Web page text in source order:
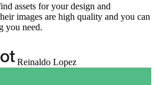
assets for your design and
images are high quality and you can
you need.
Reinaldo Lopez